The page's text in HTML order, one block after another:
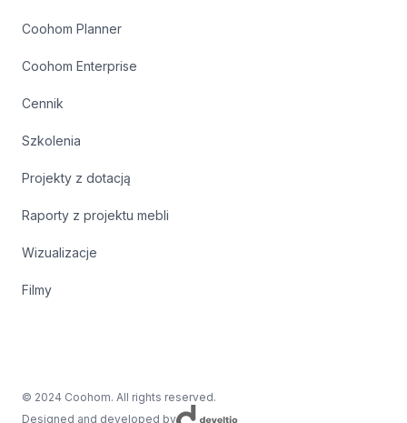
Coohom Planner
Coohom Enterprise
Cennik
Szkolenia
Projekty z dotacją
Raporty z projektu mebli
Wizualizacje
Filmy
© 2024 Coohom. All rights reserved.
Designed and developed by